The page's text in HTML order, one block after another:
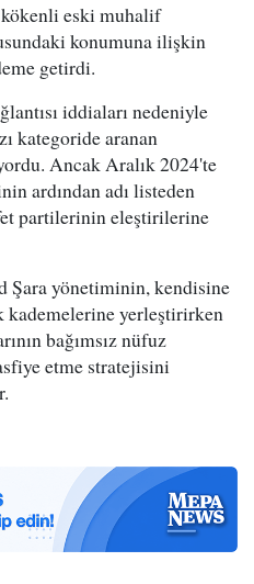
kökenli eski muhalif
konumuna ilişkin
getirdi.
iddiaları nedeniyle
kategoride aranan
Ancak Aralık 2024'te
ardından adı listeden
partilerinin eleştirilerine
Şara yönetiminin, kendisine
yerleştirirken
bağımsız nüfuz
etme stratejisini